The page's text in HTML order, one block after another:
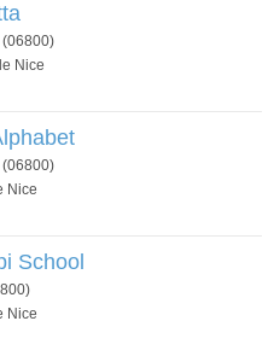
(06800)
Nice
(06800)
Nice
School
Nice